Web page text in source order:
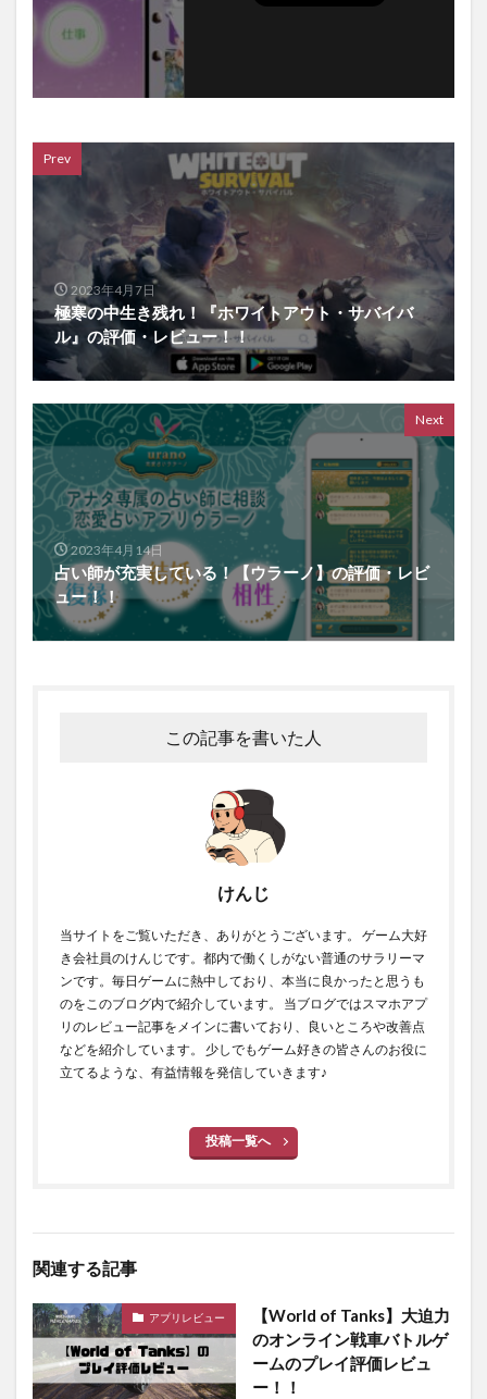
Prev
2023年4月7日
極寒の中生き残れ！『ホワイトアウト・サバイバ
ル』の評価・レビュー！！
Next
2023年4月14日
占い師が充実している！【ウラーノ】の評価・レビ
ュー！！
この記事を書いた人
けんじ
当サイトをご覧いただき、ありがとうございます。 ゲーム大好
き会社員のけんじです。都内で働くしがない普通のサラリーマ
ンです。毎日ゲームに熱中しており、本当に良かったと思うも
のをこのブログ内で紹介しています。 当ブログではスマホアプ
リのレビュー記事をメインに書いており、良いところや改善点
などを紹介しています。 少しでもゲーム好きの皆さんのお役に
立てるような、有益情報を発信していきます♪
投稿一覧へ
関連する記事
アプリレビュー
【World of Tanks】大迫力
のオンライン戦車バトルゲ
ームのプレイ評価レビュ
ー！！